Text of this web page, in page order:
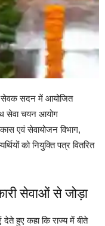
सेवक सदन में आयोजित
सेवा चयन आयोग
एवं सेवायोजन विभाग,
को नियुक्ति पत्र वितरित
सेवाओं से जोड़ा
हुए कहा कि राज्य में बीते